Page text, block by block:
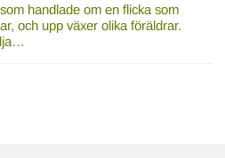
handlade om en flicka som
och upp växer olika föräldrar.